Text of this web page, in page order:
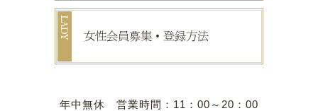
年中無休 営業時間：11：00～20：00